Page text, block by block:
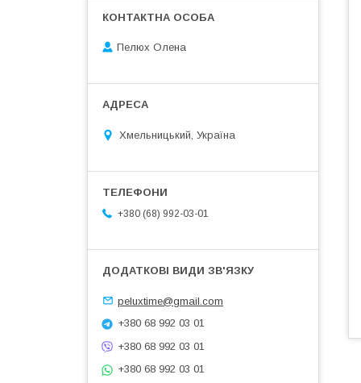
Пелюх Олена
Хмельницький, Україна
+380 (68) 992-03-01
peluxtime@gmail.com
+380 68 992 03 01
+380 68 992 03 01
+380 68 992 03 01